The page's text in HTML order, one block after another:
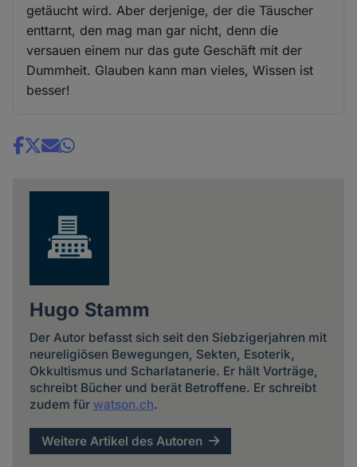
getäucht wird. Aber derjenige, der die Täuscher
enttarnt, den mag man gar nicht, denn die
versauen einem nur das gute Geschäft mit der
Dummheit. Glauben kann man vieles, Wissen ist
besser!
Share
Hugo Stamm
Der Autor befasst sich seit den Siebzigerjahren mit
neureligiösen Bewegungen, Sekten, Esoterik,
Okkultismus und Scharlatanerie. Er hält Vorträge,
schreibt Bücher und berät Betroffene. Er schreibt
zudem für watson.ch.
Weitere Artikel des Autoren